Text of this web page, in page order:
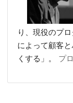
り、現役のプ
によって顧客
くする」。 プ